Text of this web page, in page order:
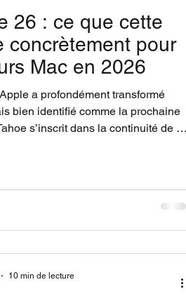
26 : ce que cette
concrètement pour
Mac en 2026
a profondément transformé
bien identifié comme la prochaine
s’inscrit dans la continuité de la
10 min de lecture